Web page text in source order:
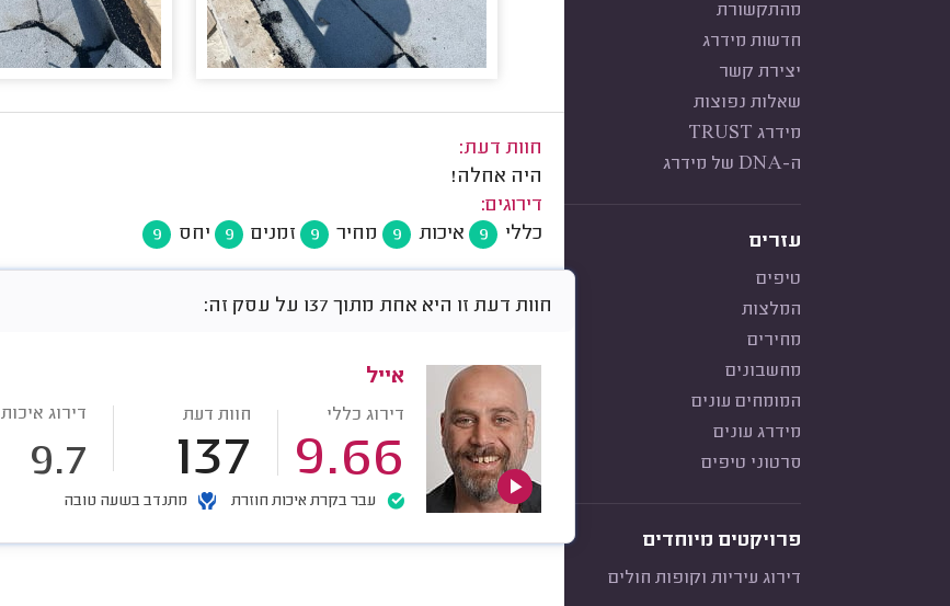
מהתקשורת
חדשות מידרג
יצירת קשר
שאלות נפוצות
מידרג TRUST
ה-DNA של מידרג
עזרים
טיפים
המלצות
מחירים
מחשבונים
המומחים עונים
מידרג עונים
סרטוני טיפים
פרויקטים מיוחדים
דירוג עיריות וקופות חולים
חוות דעת:
היה אחלה!
דירוגים:
כללי
9 איכות 9 מחיר 9 זמנים 9 יחס 9
חוות דעת זו היא אחת מתוך 137 על עסק זה:
אייל
דירוג כללי
9.66
חוות דעת
137
דירוג איכות
9.7
עבר בקרת איכות חוזרת מתנדב בשעה טובה